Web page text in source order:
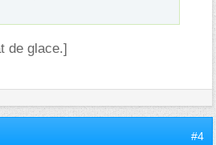
de glace.]
#4